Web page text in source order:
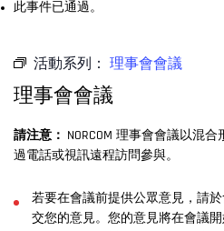
此事件已通過。
活動系列： 理事會會議
理事會會議
請注意： NORCOM 理事會會議以混
過電話或視訊遠程訪問參與。
若要在會議前提供公眾意見，請
交您的意見。您的意見將在會議